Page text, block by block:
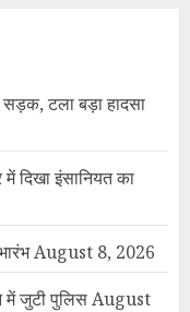
टला बड़ा हादसा
दिखा इंसानियत का
August 8, 2026
में जुटी पुलिसAugust